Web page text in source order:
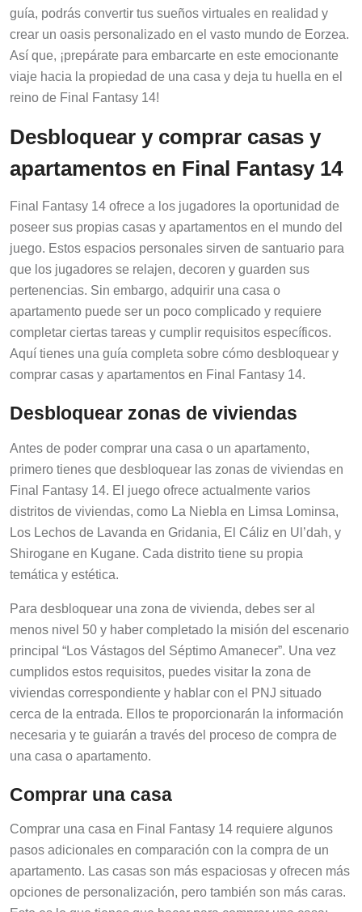
guía, podrás convertir tus sueños virtuales en realidad y
crear un oasis personalizado en el vasto mundo de Eorzea.
Así que, ¡prepárate para embarcarte en este emocionante
viaje hacia la propiedad de una casa y deja tu huella en el
reino de Final Fantasy 14!
Desbloquear y comprar casas y
apartamentos en Final Fantasy 14
Final Fantasy 14 ofrece a los jugadores la oportunidad de
poseer sus propias casas y apartamentos en el mundo del
juego. Estos espacios personales sirven de santuario para
que los jugadores se relajen, decoren y guarden sus
pertenencias. Sin embargo, adquirir una casa o
apartamento puede ser un poco complicado y requiere
completar ciertas tareas y cumplir requisitos específicos.
Aquí tienes una guía completa sobre cómo desbloquear y
comprar casas y apartamentos en Final Fantasy 14.
Desbloquear zonas de viviendas
Antes de poder comprar una casa o un apartamento,
primero tienes que desbloquear las zonas de viviendas en
Final Fantasy 14. El juego ofrece actualmente varios
distritos de viviendas, como La Niebla en Limsa Lominsa,
Los Lechos de Lavanda en Gridania, El Cáliz en Ul’dah, y
Shirogane en Kugane. Cada distrito tiene su propia
temática y estética.
Para desbloquear una zona de vivienda, debes ser al
menos nivel 50 y haber completado la misión del escenario
principal “Los Vástagos del Séptimo Amanecer”. Una vez
cumplidos estos requisitos, puedes visitar la zona de
viviendas correspondiente y hablar con el PNJ situado
cerca de la entrada. Ellos te proporcionarán la información
necesaria y te guiarán a través del proceso de compra de
una casa o apartamento.
Comprar una casa
Comprar una casa en Final Fantasy 14 requiere algunos
pasos adicionales en comparación con la compra de un
apartamento. Las casas son más espaciosas y ofrecen más
opciones de personalización, pero también son más caras.
Esto es lo que tienes que hacer para comprar una casa: